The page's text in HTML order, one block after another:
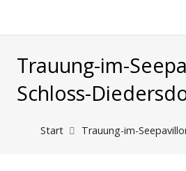
Trauung-im-
Schloss-
Start Trauung-im-